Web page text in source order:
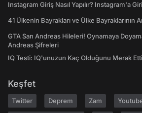
Instagram Giriş Nasıl Yapılır? Instagram'a
41 Ülkenin Bayrakları ve Ülke Bayraklarının
GTA San Andreas Hileleri! Oynamaya
Andreas Şifreleri
IQ Testi: IQ'unuzun Kaç Olduğunu Merak
Keşfet
Twitter Deprem Zam